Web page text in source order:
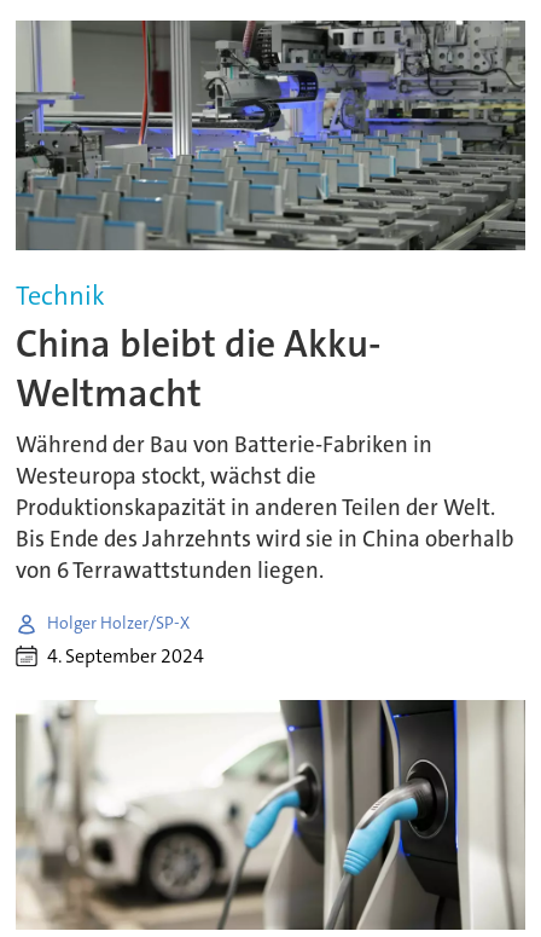
Technik
China bleibt die Akku-
Weltmacht
Während der Bau von Batterie-Fabriken in
Westeuropa stockt, wächst die
Produktionskapazität in anderen Teilen der Welt.
Bis Ende des Jahrzehnts wird sie in China oberhalb
von 6 Terrawattstunden liegen.
Holger Holzer/SP-X
4. September 2024